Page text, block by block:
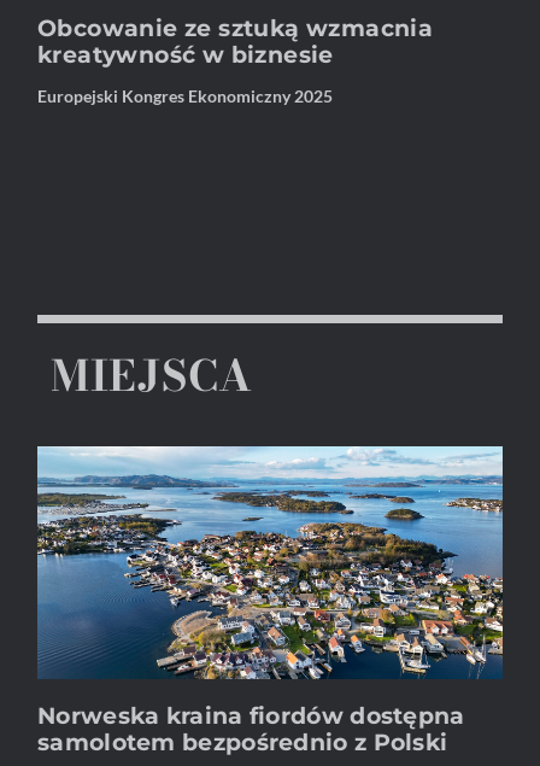
Obcowanie ze sztuką wzmacnia
kreatywność w biznesie
Europejski Kongres Ekonomiczny 2025
MIEJSCA
Norweska kraina fiordów dostępna
samolotem bezpośrednio z Polski